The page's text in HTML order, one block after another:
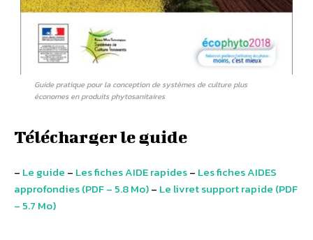
Guide pratique pour la conception de systèmes de culture plus
économes en produits phytosanitaires
Télécharger le guide
– Le guide – Les fiches AIDE rapides– Les fiches AIDES
approfondies (PDF – 5.8 Mo)– Le livret support rapide (PDF
– 5.7 Mo)